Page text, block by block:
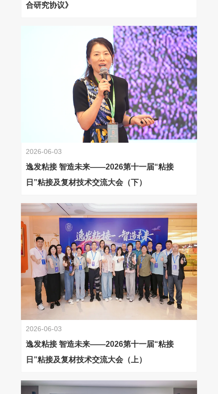
合研究协议》
2026-06-03
逸发粘接 智造未来——2026第十一届“粘接
日”粘接及复材技术交流大会（下）
2026-06-03
逸发粘接 智造未来——2026第十一届“粘接
日”粘接及复材技术交流大会（上）